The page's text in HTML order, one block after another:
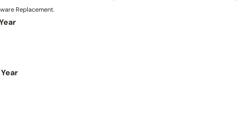
Replacement.